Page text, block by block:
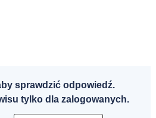
sprawdzić odpowiedź.
tylko dla zalogowanych.